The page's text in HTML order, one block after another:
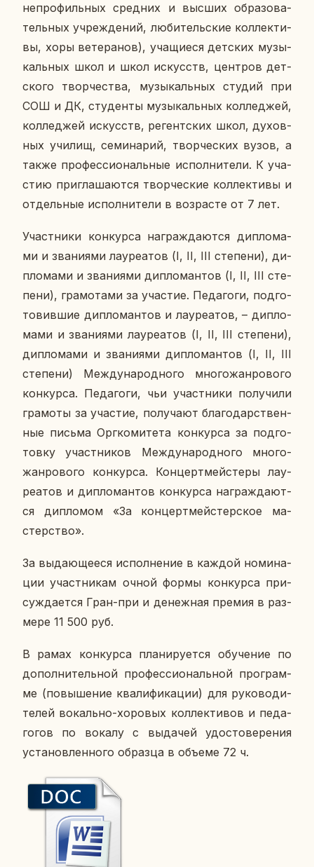
непро­филь­ных сред­них и высших об­ра­зо­ва­
тель­ных учре­жде­ний, лю­би­тель­ские кол­лек­ти­
вы, хоры ве­те­ра­нов), уча­щи­е­ся дет­ских му­зы­
каль­ных школ и школ ис­кусств, цен­тров дет­
ско­го твор­че­ства, му­зы­каль­ных студий при
СОШ и ДК, сту­ден­ты му­зы­каль­ных кол­ле­джей,
кол­ле­джей ис­кусств, ре­гент­ских школ, ду­хов­
ных училищ, се­ми­на­рий, твор­че­ских вузов, а
также про­фес­си­о­наль­ные ис­пол­ни­те­ли. К уча­
стию при­гла­ша­ют­ся твор­че­ские кол­лек­ти­вы и
от­дель­ные ис­пол­ни­те­ли в воз­расте от 7 лет.
Участ­ни­ки кон­кур­са на­граж­да­ют­ся ди­пло­ма­
ми и зва­ни­я­ми ла­у­ре­а­тов (I, II, III сте­пе­ни), ди­
пло­ма­ми и зва­ни­я­ми ди­пло­ман­тов (I, II, III сте­
пе­ни), гра­мо­та­ми за уча­стие. Пе­да­го­ги, под­го­
то­вив­шие ди­пло­ман­тов и ла­у­ре­а­тов, – ди­пло­
ма­ми и зва­ни­я­ми ла­у­ре­а­тов (I, II, III сте­пе­ни),
ди­пло­ма­ми и зва­ни­я­ми ди­пло­ман­тов (I, II, III
сте­пе­ни) Меж­ду­на­род­но­го мно­го­жан­ро­во­го
кон­кур­са. Пе­да­го­ги, чьи участ­ни­ки по­лу­чи­ли
гра­мо­ты за уча­стие, по­лу­ча­ют бла­го­дар­ствен­
ные письма Орг­ко­ми­те­та кон­кур­са за под­го­
тов­ку участ­ни­ков Меж­ду­на­род­но­го мно­го­
жан­ро­во­го кон­кур­са. Кон­церт­мей­сте­ры ла­у­
ре­а­тов и ди­пло­ман­тов кон­кур­са на­граж­да­ют­
ся ди­пло­мом «За кон­церт­мей­стер­ское ма­
стер­ство».
За вы­да­ю­ще­е­ся ис­пол­не­ние в каждой но­ми­на­
ции участ­ни­кам очной формы кон­кур­са при­
суж­да­ет­ся Гран-при и де­неж­ная премия в раз­
ме­ре 11 500 руб.
В рамах кон­кур­са пла­ни­ру­ет­ся обу­че­ние по
до­пол­ни­тель­ной про­фес­си­о­наль­ной про­грам­
ме (по­вы­ше­ние ква­ли­фи­ка­ции) для ру­ко­во­ди­
те­лей во­каль­но-хо­ро­вых кол­лек­ти­вов и пе­да­
го­гов по вокалу с вы­да­чей удо­сто­ве­ре­ния
уста­нов­лен­но­го об­раз­ца в объеме 72 ч.